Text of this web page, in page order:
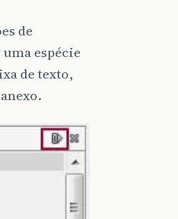
de
espécie
de texto,